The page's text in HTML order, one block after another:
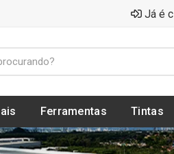
Já é
Ferramentas Tintas